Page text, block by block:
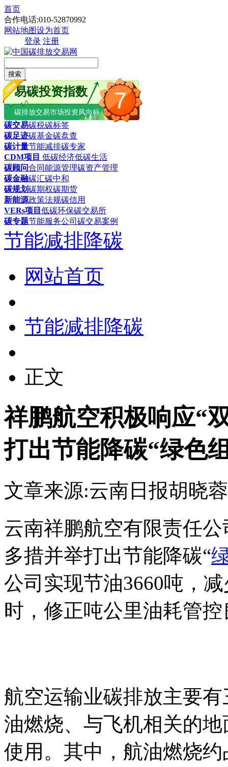
首页
合作电话:010-52870992
网站地图设为首页
登录 注册
搜索
7
易碳投资指数
碳排放交易市场投资风向标
碳交易碳税碳标签
碳足迹碳基金碳盘查
碳计量节能减排碳专家
CDM项目 低碳经济低碳生活
碳顾问合同能源管理碳资产管理
碳金融碳汇碳中和
碳规划碳期权碳期货
新能源政策法规碳信用
VERs项目 低碳环保碳交易所
碳专题节能服务公司 碳交易案例
节能减排降碳
网站首页
节能减排降碳
正文
祥鹏航空积极响应“
打出节能降碳“绿色
文章来源:云南日报胡晓蓉
云南祥鹏航空有限责任
多措并举打出节能降碳“
公司实现节油3660吨，
时，修正吨公里油耗管
航空运输业碳排放主要
油燃烧、与飞机相关的
使用。其中，航油燃烧